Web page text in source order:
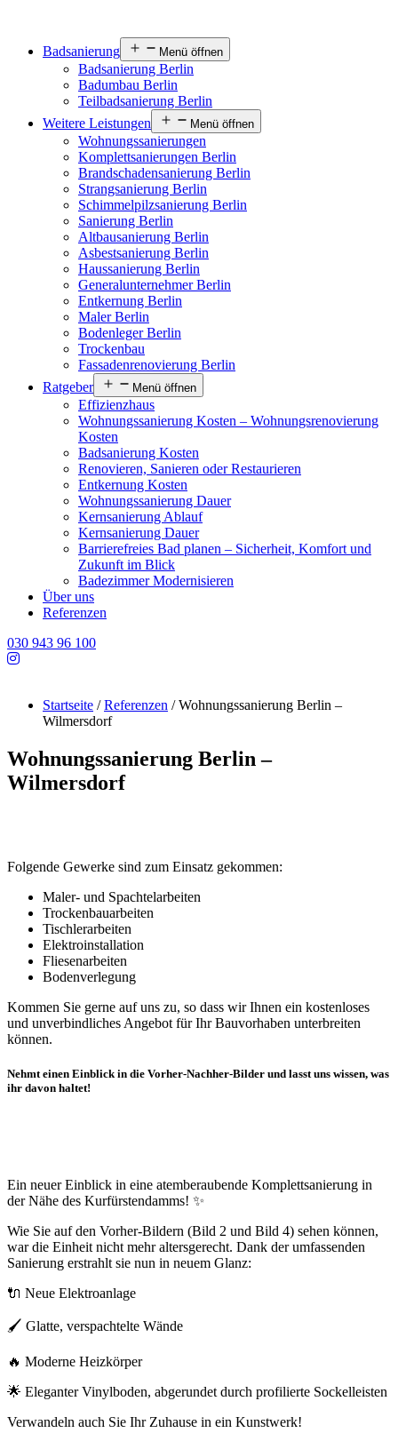
Badsanierung Menü öffnen
Badsanierung Berlin
Badumbau Berlin
Teilbadsanierung Berlin
Weitere Leistungen
Menü öffnen
Wohnungssanierungen
Komplettsanierungen Berlin
Brandschadensanierung Berlin
Strangsanierung Berlin
Schimmelpilzsanierung Berlin
Sanierung Berlin
Altbausanierung Berlin
Asbestsanierung Berlin
Haussanierung Berlin
Generalunternehmer Berlin
Entkernung Berlin
Maler Berlin
Bodenleger Berlin
Trockenbau
Fassadenrenovierung Berlin
Ratgeber
Menü öffnen
Effizienzhaus
Wohnungssanierung Kosten – Wohnungsrenovierung
Kosten
Badsanierung Kosten
Renovieren, Sanieren oder Restaurieren
Entkernung Kosten
Wohnungssanierung Dauer
Kernsanierung Ablauf
Kernsanierung Dauer
Barrierefreies Bad planen – Sicherheit, Komfort und
Zukunft im Blick
Badezimmer Modernisieren
Über uns
Referenzen
030 943 96 100
Startseite /Referenzen /Wohnungssanierung Berlin –
Wilmersdorf
Wohnungssanierung Berlin –
Wilmersdorf
Folgende Gewerke sind zum Einsatz gekommen:
Maler- und Spachtelarbeiten
Trockenbauarbeiten
Tischlerarbeiten
Elektroinstallation
Fliesenarbeiten
Bodenverlegung
Kommen Sie gerne auf uns zu, so dass wir Ihnen ein kostenloses
und unverbindliches Angebot für Ihr Bauvorhaben unterbreiten
können.
Nehmt einen Einblick in die Vorher-Nachher-Bilder und lasst uns wissen, was
ihr davon haltet!
Ein neuer Einblick in eine atemberaubende Komplettsanierung in
der Nähe des Kurfürstendamms! ✨
Wie Sie auf den Vorher-Bildern (Bild 2 und Bild 4) sehen können,
war die Einheit nicht mehr altersgerecht. Dank der umfassenden
Sanierung erstrahlt sie nun in neuem Glanz:
🔌 Neue Elektroanlage
🖌️ Glatte, verspachtelte Wände
🔥 Moderne Heizkörper
🌟 Eleganter Vinylboden, abgerundet durch profilierte Sockelleisten
Verwandeln auch Sie Ihr Zuhause in ein Kunstwerk!